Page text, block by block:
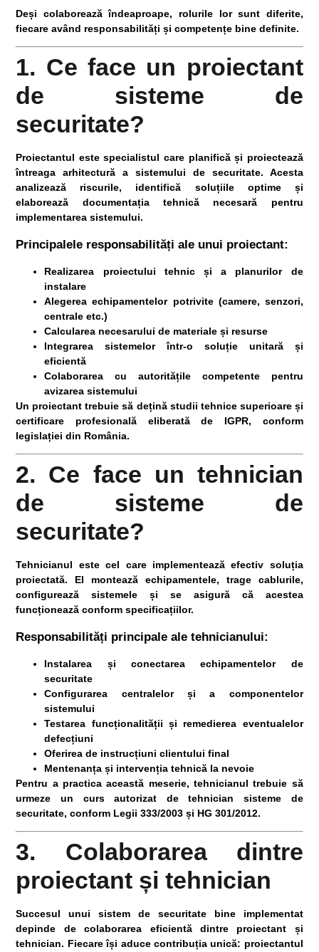
Deși colaborează îndeaproape, rolurile lor sunt diferite,
fiecare având responsabilități și competențe bine definite.
1. Ce face un proiectant
de sisteme de
securitate?
Proiectantul este specialistul care planifică și proiectează
întreaga arhitectură a sistemului de securitate. Acesta
analizează riscurile, identifică soluțiile optime și
elaborează documentația tehnică necesară pentru
implementarea sistemului.
Principalele responsabilități ale unui proiectant:
Realizarea proiectului tehnic și a planurilor de
instalare
Alegerea echipamentelor potrivite (camere, senzori,
centrale etc.)
Calcularea necesarului de materiale și resurse
Integrarea sistemelor într-o soluție unitară și
eficientă
Colaborarea cu autoritățile competente pentru
avizarea sistemului
Un proiectant trebuie să dețină studii tehnice superioareși
certificare profesională eliberată de IGPR, conform
legislației din România.
2. Ce face un tehnician
de sisteme de
securitate?
Tehnicianul este cel care implementează efectiv soluția
proiectată. El montează echipamentele, trage cablurile,
configurează sistemele și se asigură că acestea
funcționează conform specificațiilor.
Responsabilități principale ale tehnicianului:
Instalarea și conectarea echipamentelor de
securitate
Configurarea centralelor și a componentelor
sistemului
Testarea funcționalității și remedierea eventualelor
defecțiuni
Oferirea de instrucțiuni clientului final
Mentenanța și intervenția tehnică la nevoie
Pentru a practica această meserie, tehnicianul trebuie să
urmeze un curs autorizat de tehnician sisteme de
securitate, conform Legii 333/2003 și HG 301/2012.
3. Colaborarea dintre
proiectant și tehnician
Succesul unui sistem de securitate bine implementat
depinde decolaborarea eficientă dintre proiectant și
tehnician. Fiecare își aduce contribuția unică: proiectantul